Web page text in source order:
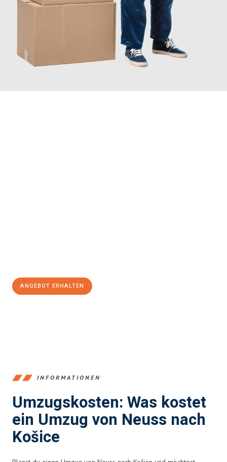
ANGEBOT ERHALTEN
INFORMATIONEN
Umzugskosten: Was kostet
ein Umzug von Neuss nach
Košice